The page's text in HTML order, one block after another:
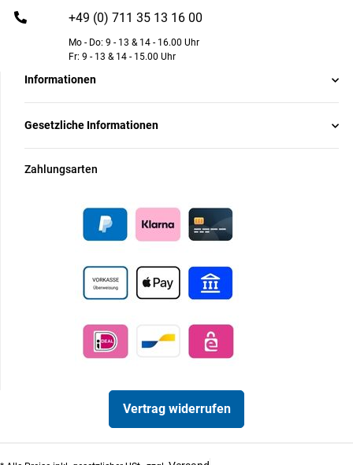
+49 (0) 711 35 13 16 00
Mo - Do: 9 - 13 & 14 - 16.00 Uhr
Fr: 9 - 13 & 14 - 15.00 Uhr
Informationen
Gesetzliche Informationen
Zahlungsarten
Vertrag widerrufen